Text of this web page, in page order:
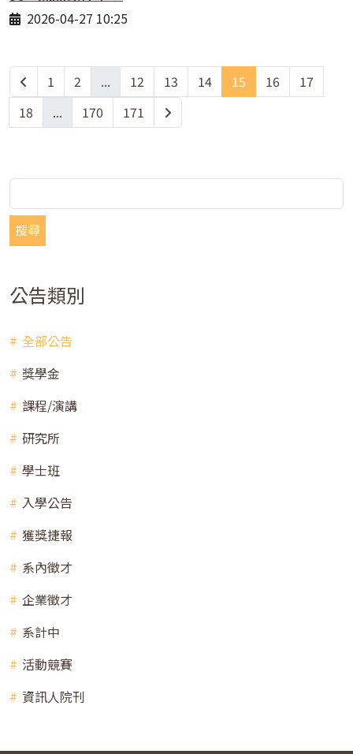
2026-04-27 10:25
1 2 ... 12 13 14 15 16
17
18
... 170 171
搜尋
公告類別
全部公告
獎學金
課程/演講
研究所
學士班
入學公告
獲獎捷報
系內徵才
企業徵才
系計中
活動競賽
資訊人院刊